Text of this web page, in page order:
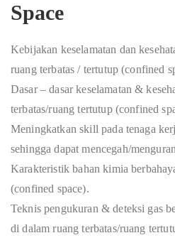
Space
Kebijakan keselamatan dan
ruang terbatas / tertutup (confined
Dasar – dasar keselamatan &
terbatas/ruang tertutup (confined
Meningkatkan skill pada tenaga
sehingga dapat mencegah/
Karakteristik bahan kimia
(confined space).
Teknis pengukuran & deteksi gas
di dalam ruang terbatas/ruang